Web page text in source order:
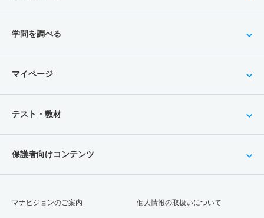
学問を調べる
マイページ
テスト・教材
保護者向けコンテンツ
マナビジョンのご案内 個人情報の取扱いについて